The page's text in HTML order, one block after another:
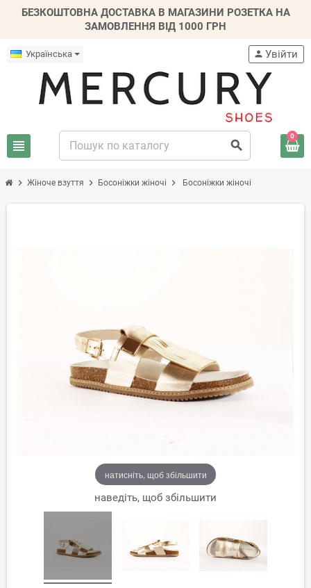
БЕЗКОШТОВНА ДОСТАВКА В МАГАЗИНИ РОЗЕТКА НА
ЗАМОВЛЕННЯ ВІД 1000 ГРН
Українська
view_headline search
person Увійти
0
chevron_right Жіноче взуття chevron_right Босоніжки жіночі chevron_right Босоніжки жіночі
натисніть, щоб збільшити
наведіть, щоб збільшити